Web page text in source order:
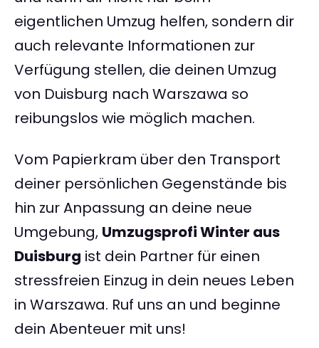
eigentlichen Umzug helfen, sondern dir
auch relevante Informationen zur
Verfügung stellen, die deinen Umzug
von Duisburg nach Warszawa so
reibungslos wie möglich machen.
Vom Papierkram über den Transport
deiner persönlichen Gegenstände bis
hin zur Anpassung an deine neue
Umgebung, Umzugsprofi Winter aus
Duisburg ist dein Partner für einen
stressfreien Einzug in dein neues Leben
in Warszawa. Ruf uns an und beginne
dein Abenteuer mit uns!